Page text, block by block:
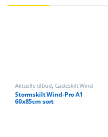
Aktuelle tilbud, Gadeskilt Wind
Sign
Stormskilt Wind-Pro A1
60x85cm sort